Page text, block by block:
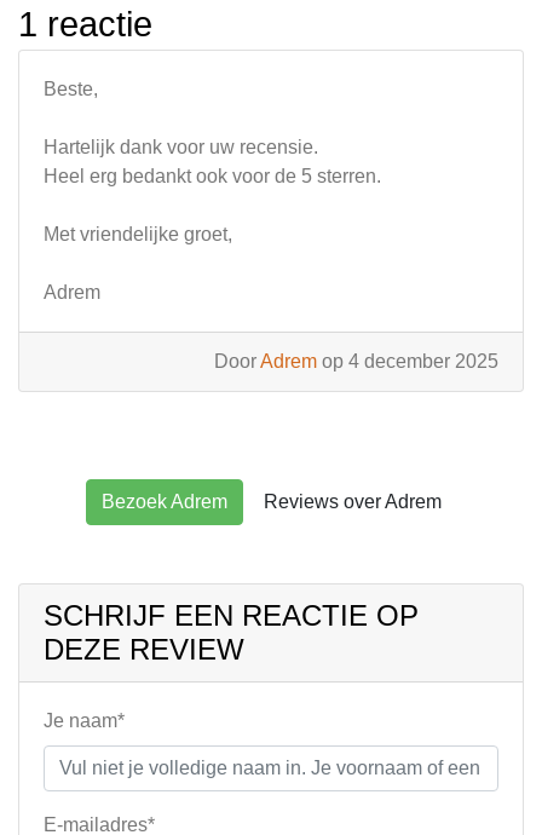
1 reactie
Beste,
Hartelijk dank voor uw recensie.
Heel erg bedankt ook voor de 5 sterren.
Met vriendelijke groet,
Adrem
DoorAdrem op 4 december 2025
Bezoek Adrem Reviews over Adrem
SCHRIJF EEN REACTIE OP
DEZE REVIEW
Je naam*
E-mailadres*